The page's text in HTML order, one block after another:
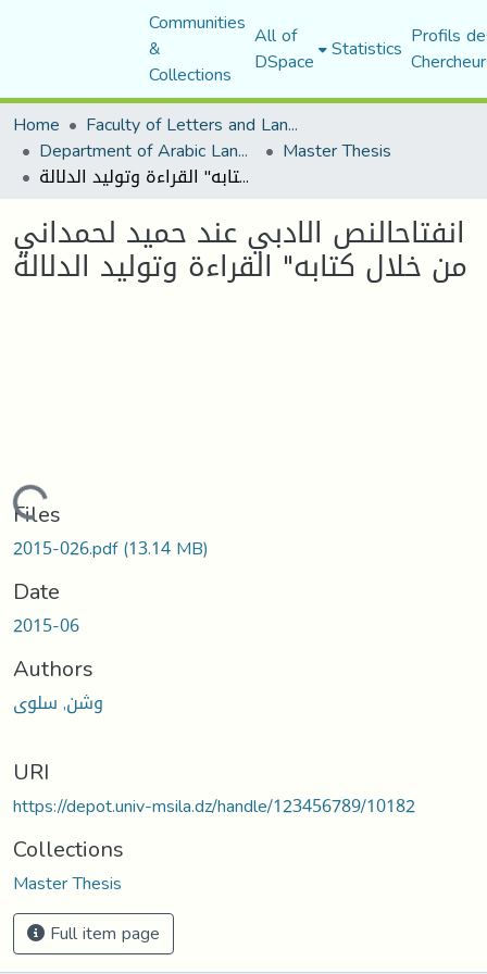
Communities
&
Collections
All of
DSpace Statistics Profils
Home
Faculty of Letters and Languages
Department of Arabic Language and Literature Master Thesis
انفتاحالنص الادبي عند حميد لحمداني من خلال كتابه" القراءة وتوليد الدلالة
انفتاحالنص الادبي عند حميد لحمداني
من خلال كتابه" القراءة وتوليد الدلالة
Loading...
Files
2015-026.pdf(13.14 MB)
Date
2015-06
Authors
وشن, سلوى
URI
https://depot.univ-msila.dz/handle/123456789/10182
Collections
Master Thesis
Full item page